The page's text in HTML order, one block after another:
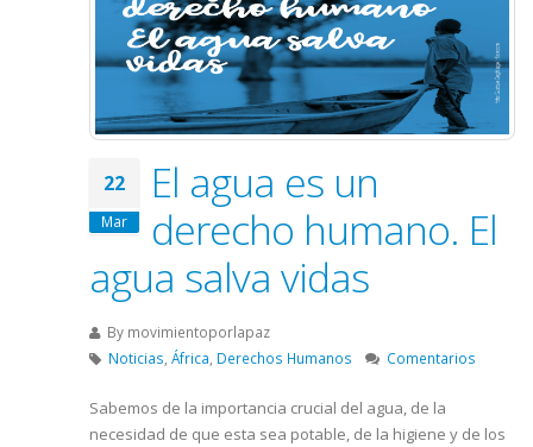
22
Mar
El agua es un
derecho humano. El
agua salva vidas
By movimientoporlapaz
Noticias África Derechos Humanos Comentarios
Sabemos de la importancia crucial del agua, de la
necesidad de que esta sea potable, de la higiene y de los